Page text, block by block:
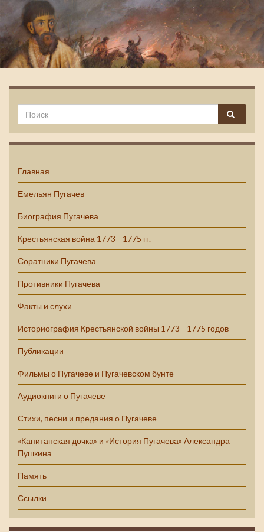
Емельян Пугачев
Главная
Емельян Пугачев
Биография Пугачева
Крестьянская война 1773—1775 гг.
Соратники Пугачева
Противники Пугачева
Факты и слухи
Историография Крестьянской войны 1773—1775 годов
Публикации
Фильмы о Пугачеве и Пугачевском бунте
Аудиокниги о Пугачеве
Стихи, песни и предания о Пугачеве
«Капитанская дочка» и «История Пугачева» Александра
Пушкина
Память
Ссылки